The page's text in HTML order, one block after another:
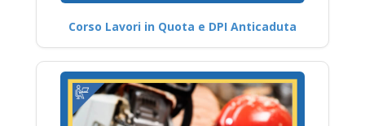
Corso Lavori in Quota e DPI Anticaduta